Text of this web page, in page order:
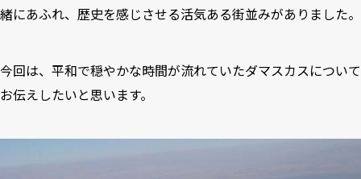
緒にあふれ、歴史を感じさせる活気ある街並みがありました。
今回は、平和で穏やかな時間が流れていたダマスカスについて
お伝えしたいと思います。